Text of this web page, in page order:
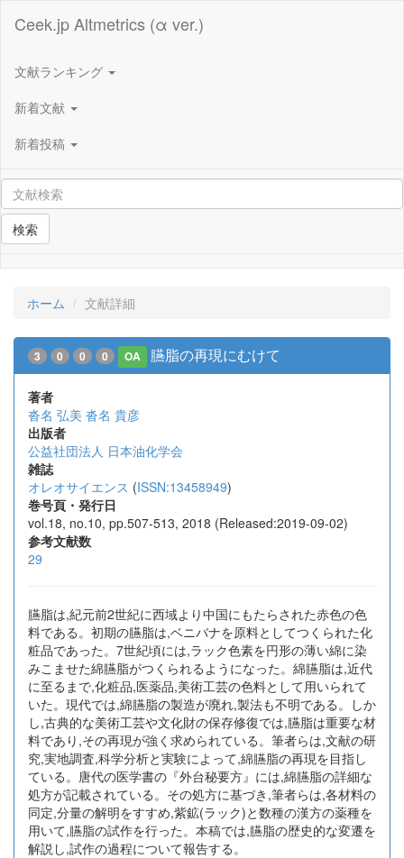
Ceek.jp Altmetrics (α ver.)
文献ランキング
新着文献
新着投稿
検索
ホーム 文献詳細
3 0 0 0 OA 臙脂の再現にむけて
著者
沓名 弘美 沓名 貴彦
出版者
公益社団法人 日本油化学会
雑誌
オレオサイエンス (ISSN:13458949)
巻号頁・発行日
vol.18, no.10, pp.507-513, 2018 (Released:2019-09-02)
参考文献数
29
臙脂は,紀元前2世紀に西域より中国にもたらされた赤色の色
料である。初期の臙脂は,ベニバナを原料としてつくられた化
粧品であった。7世紀頃には,ラック色素を円形の薄い綿に染
みこませた綿臙脂がつくられるようになった。綿臙脂は,近代
に至るまで,化粧品,医薬品,美術工芸の色料として用いられて
いた。現代では,綿臙脂の製造が廃れ,製法も不明である。しか
し,古典的な美術工芸や文化財の保存修復では,臙脂は重要な材
料であり,その再現が強く求められている。筆者らは,文献の研
究,実地調査,科学分析と実験によって,綿臙脂の再現を目指し
ている。唐代の医学書の『外台秘要方』には,綿臙脂の詳細な
処方が記載されている。その処方に基づき,筆者らは,各材料の
同定,分量の解明をすすめ,紫鉱(ラック)と数種の漢方の薬種を
用いて,臙脂の試作を行った。本稿では,臙脂の歴史的な変遷を
解説し,試作の過程について報告する。